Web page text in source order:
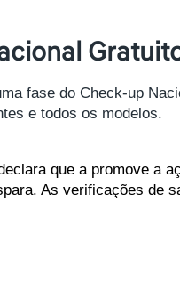
fase do Check-up
e todos os modelos.
que a promove a
As verificações de